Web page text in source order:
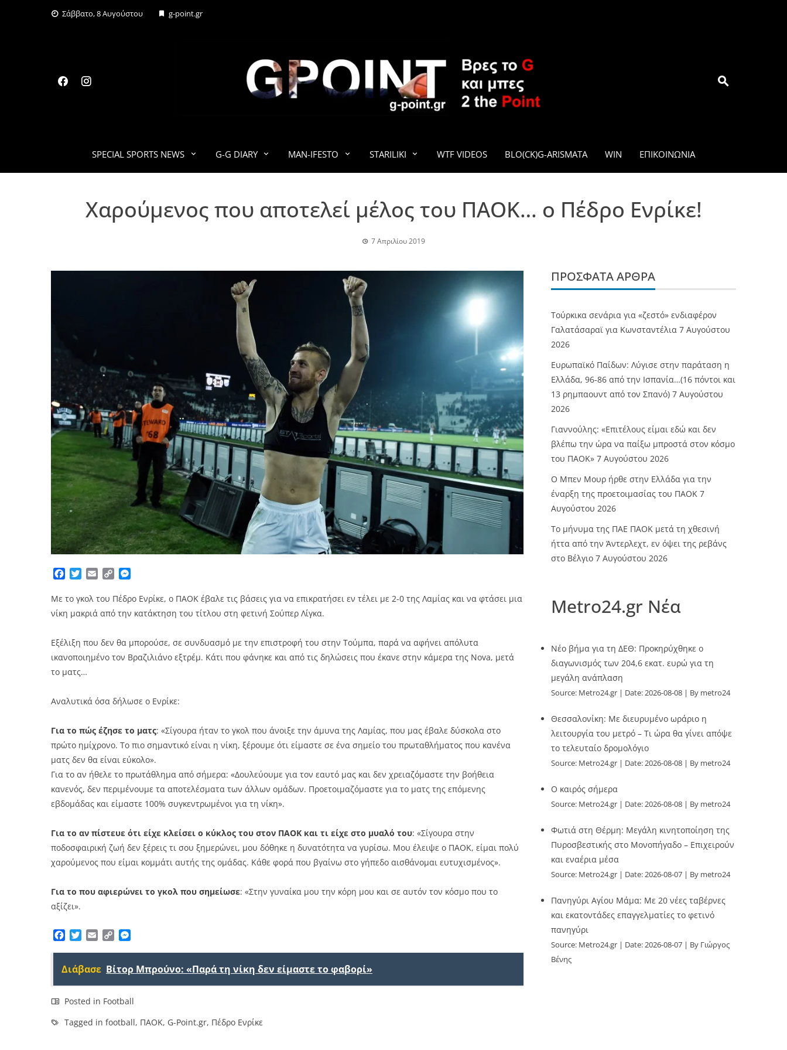
Σάββατο, 8 Αυγούστου g-point.gr
G-POINT.GR
SPECIAL SPORTS NEWS G-G DIARY MAN-IFESTO STARILIKI WTF VIDEOS BLO(CK)G-ARISMATA WIN ΕΠΙΚΟΙΝΩΝΊΑ
Χαρούμενος που αποτελεί μέλος του ΠΑΟΚ… ο Πέδρο Ενρίκε!
7 Απριλίου 2019
Facebook
TwitterEmailCopy
Με το γκολ του Πέδρο Ενρίκε, ο ΠΑΟΚ έβαλε τις βάσεις για να επικρατήσει εν τέλει με 2-0 της Λαμίας και να φτάσει μια
νίκη μακριά από την κατάκτηση του τίτλου στη φετινή Σούπερ Λίγκα.
Εξέλιξη που δεν θα μπορούσε, σε συνδυασμό με την επιστροφή του στην Τούμπα, παρά να αφήνει απόλυτα
ικανοποιημένο τον Βραζιλιάνο εξτρέμ. Κάτι που φάνηκε και από τις δηλώσεις που έκανε στην κάμερα της Nova, μετά
το ματς…
Αναλυτικά όσα δήλωσε ο Ενρίκε:
Για το πώς έζησε το ματς: «Σίγουρα ήταν το γκολ που άνοιξε την άμυνα της Λαμίας, που μας έβαλε δύσκολα στο
πρώτο ημίχρονο. Το πιο σημαντικό είναι η νίκη, ξέρουμε ότι είμαστε σε ένα σημείο του πρωταθλήματος που κανένα
ματς δεν θα είναι εύκολο».
Για το αν ήθελε το πρωτάθλημα από σήμερα: «Δουλεύουμε για τον εαυτό μας και δεν χρειαζόμαστε την βοήθεια
κανενός, δεν περιμένουμε τα αποτελέσματα των άλλων ομάδων. Προετοιμαζόμαστε για το ματς της επόμενης
εβδομάδας και είμαστε 100% συγκεντρωμένοι για τη νίκη».
Για το αν πίστευε ότι είχε κλείσει ο κύκλος του στον ΠΑΟΚ και τι είχε στο μυαλό του: «Σίγουρα στην
ποδοσφαιρική ζωή δεν ξέρεις τι σου ξημερώνει, μου δόθηκε η δυνατότητα να γυρίσω. Μου έλειψε ο ΠΑΟΚ, είμαι πολύ
χαρούμενος που είμαι κομμάτι αυτής της ομάδας. Κάθε φορά που βγαίνω στο γήπεδο αισθάνομαι ευτυχισμένος».
Για το που αφιερώνει το γκολ που σημείωσε: «Στην γυναίκα μου την κόρη μου και σε αυτόν τον κόσμο που το
αξίζει».
Facebook
TwitterEmailCopy
Διάβασε Βίτορ Μπρούνο: «Παρά τη νίκη δεν είμαστε το φαβορί»
Posted in Football
Tagged in football, ΠΑΟΚ, G-Point.gr, Πέδρο Ενρίκε
ΠΡΌΣΦΑΤΑ ΆΡΘΡΑ
Τούρκικα σενάρια για «ζεστό» ενδιαφέρον
Γαλατάσαραϊ για Κωνσταντέλια 7 Αυγούστου
2026
Ευρωπαϊκό Παίδων: Λύγισε στην παράταση η
Ελλάδα, 96-86 από την Ισπανία…(16 πόντοι και
13 ρημπαουντ από τον Σπανό) 7 Αυγούστου
2026
Γιαννούλης: «Επιτέλους είμαι εδώ και δεν
βλέπω την ώρα να παίξω μπροστά στον κόσμο
του ΠΑΟΚ» 7 Αυγούστου 2026
O Mπεν Μουρ ήρθε στην Ελλάδα για την
έναρξη της προετοιμασίας του ΠΑΟΚ 7
Αυγούστου 2026
Το μήνυμα της ΠΑΕ ΠΑΟΚ μετά τη χθεσινή
ήττα από την Άντερλεχτ, εν όψει της ρεβάνς
στο Βέλγιο 7 Αυγούστου 2026
Metro24.gr Νέα
Νέο βήμα για τη ΔΕΘ: Προκηρύχθηκε ο
διαγωνισμός των 204,6 εκατ. ευρώ για τη
μεγάλη ανάπλαση
Source: Metro24.gr Date: 2026-08-08 By metro24
Θεσσαλονίκη: Με διευρυμένο ωράριο η
λειτουργία του μετρό – Τι ώρα θα γίνει απόψε
το τελευταίο δρομολόγιο
Source: Metro24.gr Date: 2026-08-08 By metro24
Ο καιρός σήμερα
Source: Metro24.gr Date: 2026-08-08 By metro24
Φωτιά στη Θέρμη: Μεγάλη κινητοποίηση της
Πυροσβεστικής στο Μονοπήγαδο – Επιχειρούν
και εναέρια μέσα
Source: Metro24.gr Date: 2026-08-07 By metro24
Πανηγύρι Αγίου Μάμα: Με 20 νέες ταβέρνες
και εκατοντάδες επαγγελματίες το φετινό
πανηγύρι
Source: Metro24.gr Date: 2026-08-07
By Γιώργος
Βένης